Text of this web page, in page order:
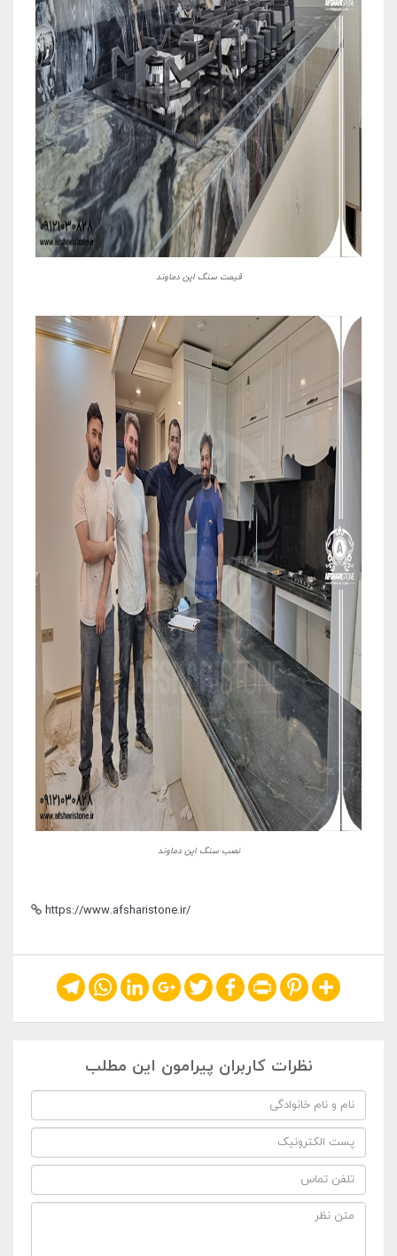
قیمت سنگ اپن دماوند
نصب سنگ اپن دماوند
https://www.afsharistone.ir/
Share
Pinterest
Print
Facebook
Twitter
Google+
LinkedIn
WhatsApp
Telegram
نظرات کاربران پیرامون این مطلب